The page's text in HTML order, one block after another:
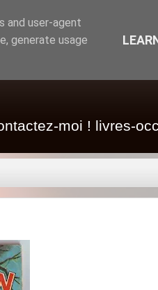
moi ! livres-
and user-agent
generate usage